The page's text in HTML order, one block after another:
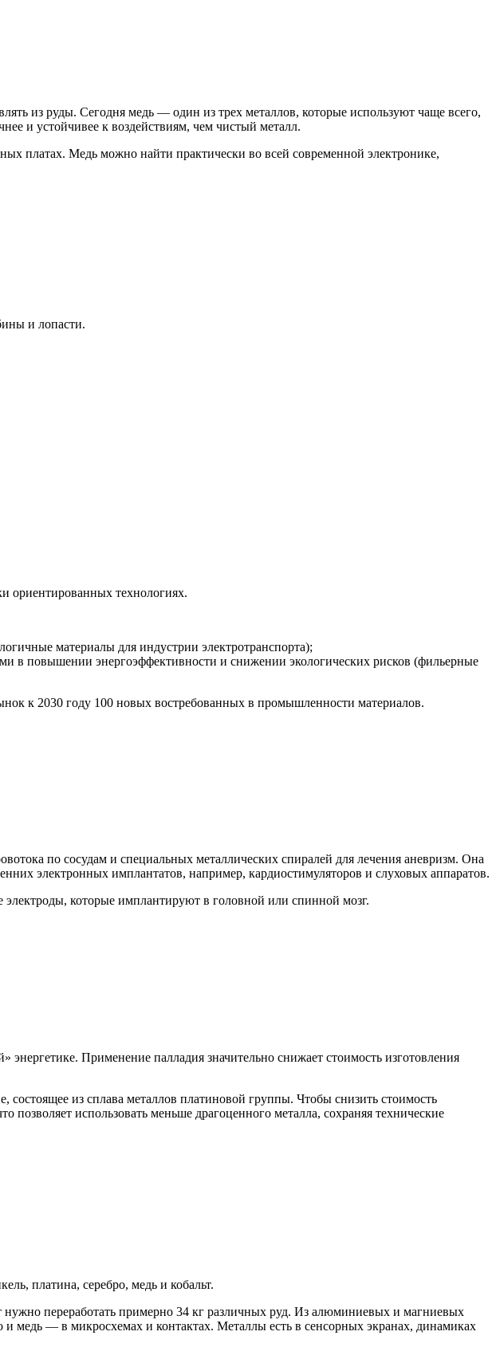
из руды. Сегодня медь — один из трех металлов, которые используют чаще всего,
и устойчивее к воздействиям, чем чистый металл.
платах. Медь можно найти практически во всей современной электронике,
и лопасти.
ориентированных технологиях.
материалы для индустрии электротранспорта);
в повышении энергоэффективности и снижении экологических рисков (фильерные
к 2030 году 100 новых востребованных в промышленности материалов.
по сосудам и специальных металлических спиралей для лечения аневризм. Она
электронных имплантатов, например, кардиостимуляторов и слуховых аппаратов.
которые имплантируют в головной или спинной мозг.
Применение палладия значительно снижает стоимость изготовления
из сплава металлов платиновой группы. Чтобы снизить стоимость
позволяет использовать меньше драгоценного металла, сохраняя технические
платина, серебро, медь и кобальт.
нужно переработать примерно 34 кг различных руд. Из алюминиевых и магниевых
и медь — в микросхемах и контактах. Металлы есть в сенсорных экранах, динамиках